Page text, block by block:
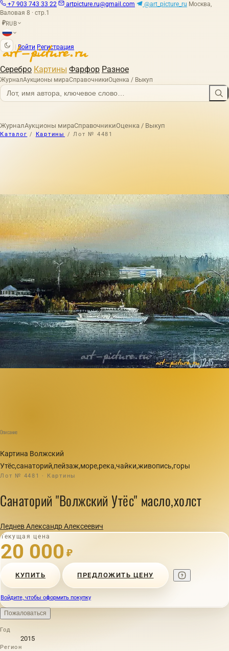
+7 903 743 33 22 artpicture.ru@gmail.com @art_picture_ru Москва,
Валовая 8 · стр.1
₽RUB
Войти Регистрация
Серебро Картины Фарфор Разное
ЖурналАукционы мираСправочникиОценка / Выкуп
ЖурналАукционы мираСправочникиОценка / Выкуп
Каталог / Картины / Лот № 4481
Описание
Картина Волжский
Утёс,санаторий,пейзаж,море,река,чайки,живопись,горы
Лот № 4481 · Картины
Санаторий "Волжский Утёс" масло,холст
Леднев Александр Алексеевич
Текущая цена
20 000 ₽
КУПИТЬ ПРЕДЛОЖИТЬ ЦЕНУ
Войдите, чтобы оформить покупку
Пожаловаться
Год
2015
Регион